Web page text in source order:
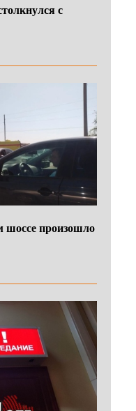
с
шоссе произошло